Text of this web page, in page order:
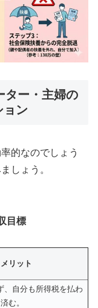
ター・主婦の
ョン
的なのでしょう
しょう。
目標
リット
、自分も所得税を払わ
む。